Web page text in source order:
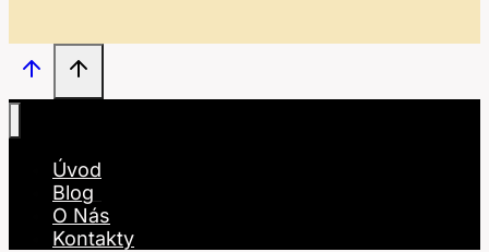
Úvod
Blog
O Nás
Kontakty